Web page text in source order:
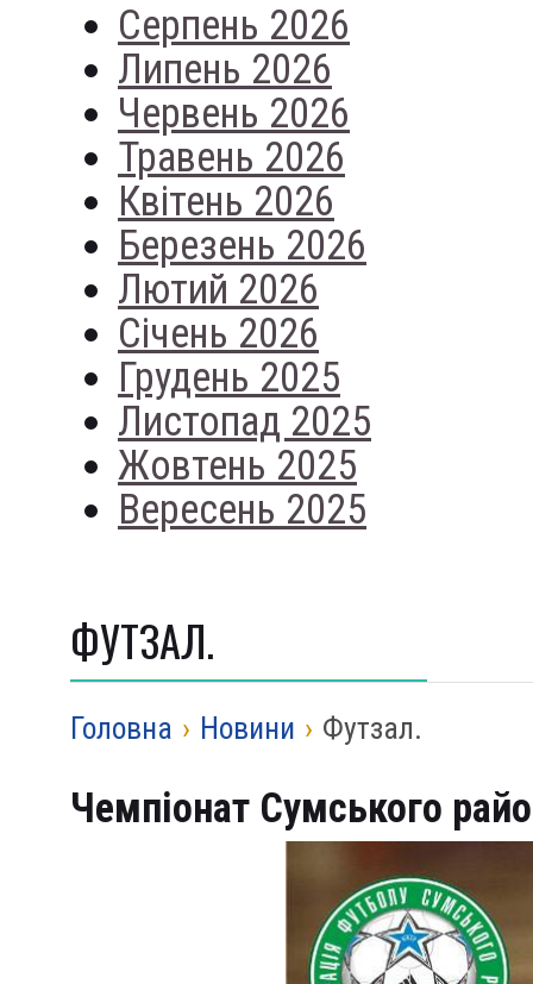
Серпень 2026
Липень 2026
Червень 2026
Травень 2026
Квітень 2026
Березень 2026
Лютий 2026
Січень 2026
Грудень 2025
Листопад 2025
Жовтень 2025
Вересень 2025
ФУТЗАЛ.
Головна › Новини › Футзал.
Чемпіонат Сумського